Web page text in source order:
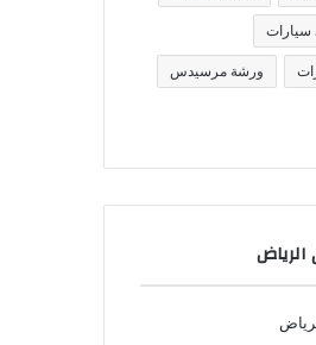
سيارات
ورشة مرسيدس